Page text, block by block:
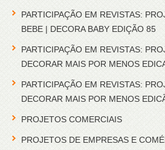
PARTICIPAÇÃO EM REVISTAS:
BEBE | DECORA BABY EDIÇÃO 85
PARTICIPAÇÃO EM REVISTAS:
DECORAR MAIS POR MENOS
PARTICIPAÇÃO EM REVISTAS:
DECORAR MAIS POR MENOS
PROJETOS COMERCIAIS
PROJETOS DE EMPRESAS E